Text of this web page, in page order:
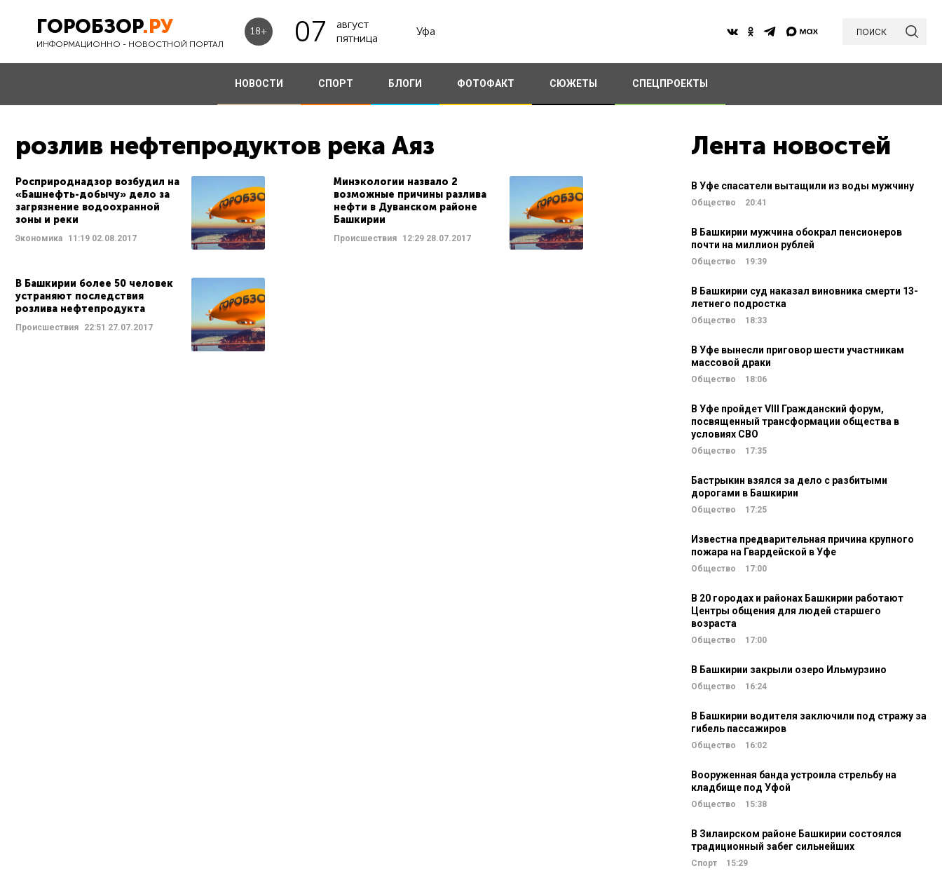
ГОРОБЗОР.РУ
ИНФОРМАЦИОННО - НОВОСТНОЙ ПОРТАЛ
18+ 07
август
пятница
Уфа поиск
НОВОСТИ СПОРТ БЛОГИ ФОТОФАКТ СЮЖЕТЫ СПЕЦПРОЕКТЫ
розлив нефтепродуктов река Аяз
Росприроднадзор возбудил на
«Башнефть-добычу» дело за
загрязнение водоохранной
зоны и реки
Экономика 11:19 02.08.2017
Минэкологии назвало 2
возможные причины разлива
нефти в Дуванском районе
Башкирии
Происшествия 12:2928.07.2017
В Башкирии более 50 человек
устраняют последствия
розлива нефтепродукта
Происшествия 22:51 27.07.2017
Лента новостей
В Уфе спасатели вытащили из воды мужчину
Общество 20:41
В Башкирии мужчина обокрал пенсионеров
почти на миллион рублей
Общество 19:39
В Башкирии суд наказал виновника смерти 13-
летнего подростка
Общество 18:33
В Уфе вынесли приговор шести участникам
массовой драки
Общество 18:06
В Уфе пройдет VIII Гражданский форум,
посвященный трансформации общества в
условиях СВО
Общество 17:35
Бастрыкин взялся за дело с разбитыми
дорогами в Башкирии
Общество 17:25
Известна предварительная причина крупного
пожара на Гвардейской в Уфе
Общество 17:00
В 20 городах и районах Башкирии работают
Центры общения для людей старшего
возраста
Общество 17:00
В Башкирии закрыли озеро Ильмурзино
Общество 16:24
В Башкирии водителя заключили под стражу за
гибель пассажиров
Общество 16:02
Вооруженная банда устроила стрельбу на
кладбище под Уфой
Общество 15:38
В Зилаирском районе Башкирии состоялся
традиционный забег сильнейших
Спорт 15:29